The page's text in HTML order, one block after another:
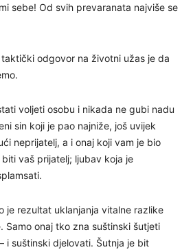
sebe! Od svih prevaranata najviše se
odgovor na životni užas je da
voljeti osobu i nikada ne gubi nadu
sin koji je pao najniže, još uvijek
neprijatelj, a i onaj koji vam je bio
vaš prijatelj; ljubav koja je
je rezultat uklanjanja vitalne razlike
Samo onaj tko zna suštinski šutjeti
i suštinski djelovati. Šutnja je bit